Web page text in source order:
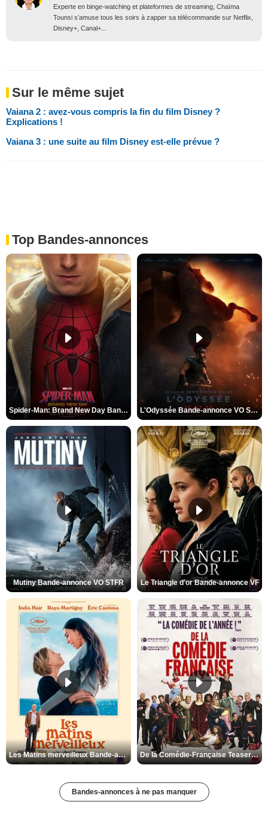
Experte en binge-watching et plateformes de streaming, Chaïma
Tounsi s’amuse tous les soirs à zapper sa télécommande sur Netflix,
Disney+, Canal+...
Sur le même sujet
Vaiana 2 : avez-vous compris la fin du film Disney ?
Explications !
Vaiana 3 : une suite au film Disney est-elle prévue ?
Top Bandes-annonces
Spider-Man: Brand New Day Bande-annonce VO STFR L'Odyssée Bande-annonce VO STFR
Mutiny Bande-annonce VO STFR Le Triangle d'or Bande-annonce VF
Les Matins merveilleux Bande-annonce VF De la Comédie-Française Teaser VF
Bandes-annonces à ne pas manquer